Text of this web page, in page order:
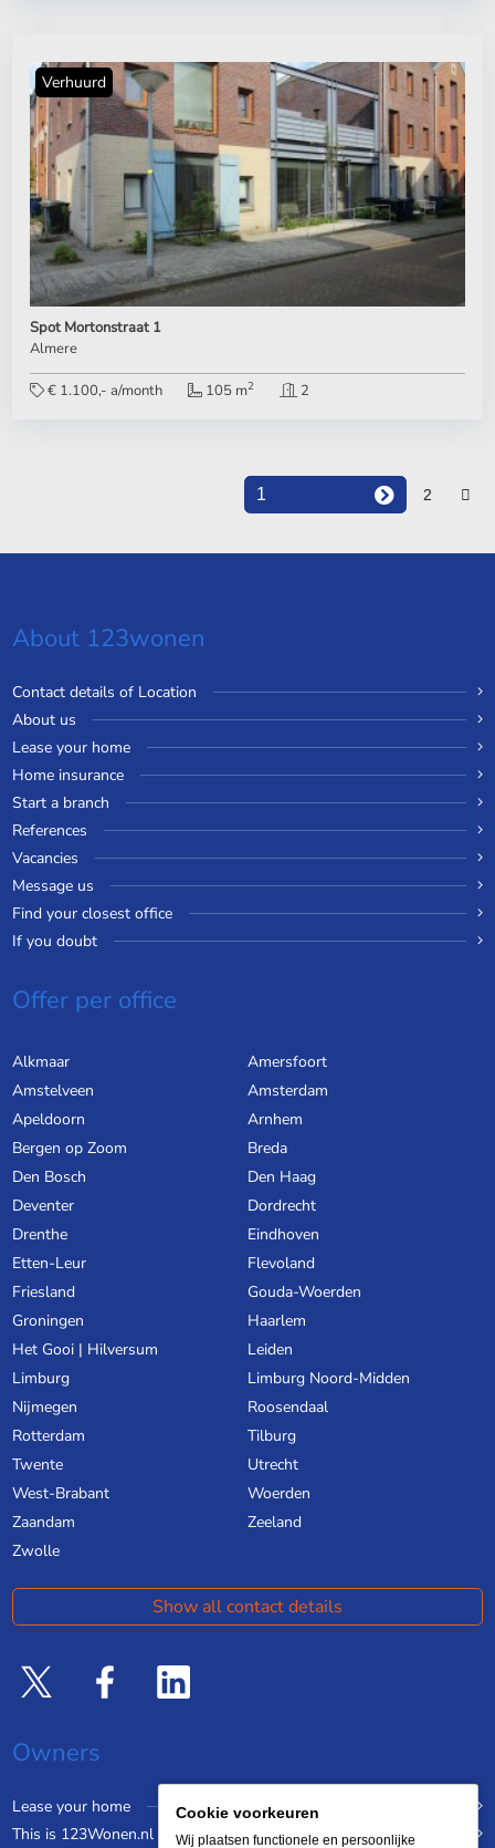
Verhuurd
Spot Mortonstraat 1
Almere
€ 1.100,- a/month 105 m2 2
1 2
About 123wonen
Contact details of Location
About us
Lease your home
Home insurance
Start a branch
References
Vacancies
Message us
Find your closest office
If you doubt
Offer per office
Alkmaar
Amersfoort
Amstelveen
Amsterdam
Apeldoorn
Arnhem
Bergen op Zoom
Breda
Den Bosch
Den Haag
Deventer
Dordrecht
Drenthe
Eindhoven
Etten-Leur
Flevoland
Friesland
Gouda-Woerden
Groningen
Haarlem
Het Gooi | Hilversum
Leiden
Limburg
Limburg Noord-Midden
Nijmegen
Roosendaal
Rotterdam
Tilburg
Twente
Utrecht
West-Brabant
Woerden
Zaandam
Zeeland
Zwolle
Show all contact details
Owners
Lease your home
This is 123Wonen.nl
Cookie voorkeuren
Wij plaatsen functionele en persoonlijke